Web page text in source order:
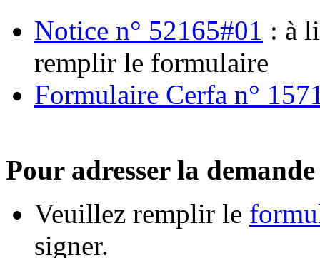
Notice n° 52165#01 : à
remplir le formulaire
Formulaire Cerfa n°
Pour adresser la
Veuillez remplir le
signer.